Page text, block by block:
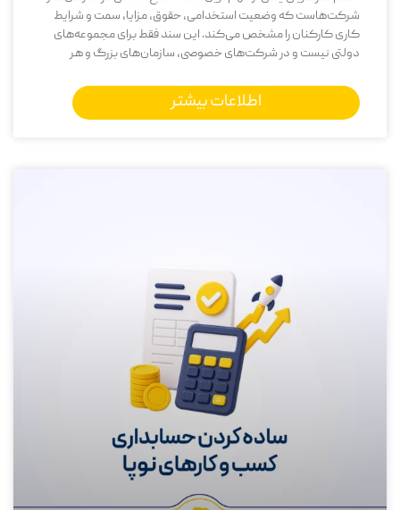
شرکت‌هاست که وضعیت استخدامی، حقوق، مزایا، سمت و شرایط
کاری کارکنان را مشخص می‌کند. این سند فقط برای مجموعه‌های
دولتی نیست و در شرکت‌های خصوصی، سازمان‌های بزرگ و هر
اطلاعات بیشتر